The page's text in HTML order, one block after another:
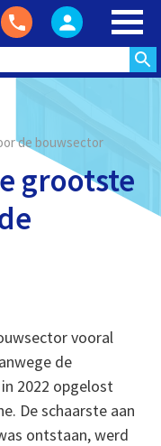
de bouwsector
grootste
vooral
de
2022 opgelost
De schaarste aan
ontstaan, werd